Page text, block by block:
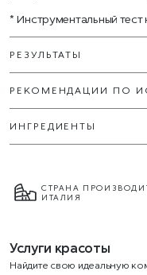
* Инструментальный
РЕЗУЛЬТАТЫ
РЕКОМЕНДАЦИИ ПО
ИНГРЕДИЕНТЫ
СТРАНА
ИТАЛИЯ
Услуги красоты
Найдите свою идеальную